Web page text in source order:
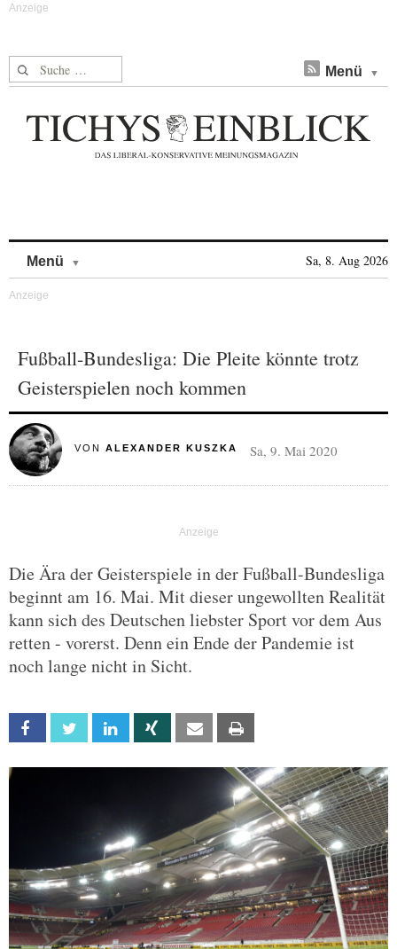
Suche nach: Menü
Menü Sa, 8. Aug 2026
Fußball-Bundesliga: Die Pleite könnte trotz
Geisterspielen noch kommen
VON ALEXANDER KUSZKA Sa, 9. Mai 2020
Die Ära der Geisterspiele in der Fußball-Bundesliga
beginnt am 16. Mai. Mit dieser ungewollten Realität
kann sich des Deutschen liebster Sport vor dem Aus
retten - vorerst. Denn ein Ende der Pandemie ist
noch lange nicht in Sicht.
Facebook Twitter Linkedin Xing Email